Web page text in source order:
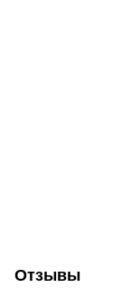
Отзывы